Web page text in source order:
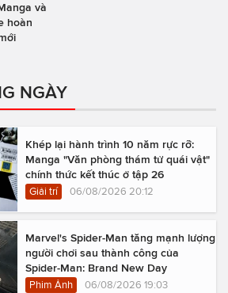
và
hoàn
NGÀY
Khép lại hành trình 10 năm rực rỡ:
Manga "Văn phòng thám tử quái vật"
chính thức kết thúc ở tập 26
Giải trí 06/08/2026 20:12
Marvel's Spider-Man tăng mạnh lượng
người chơi sau thành công của
Spider-Man: Brand New Day
Phim Ảnh 06/08/2026 19:03